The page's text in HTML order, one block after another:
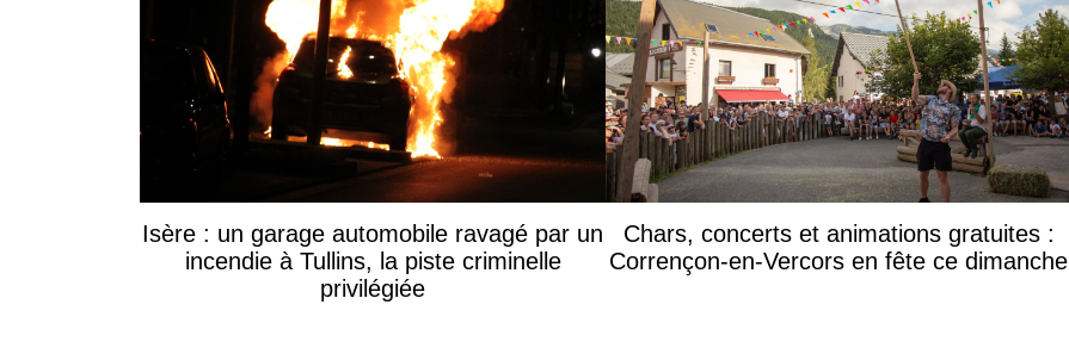
Isère : un garage automobile ravagé par un
incendie à Tullins, la piste criminelle
privilégiée
Chars, concerts et animations gratuites :
Corrençon-en-Vercors en fête ce dimanche